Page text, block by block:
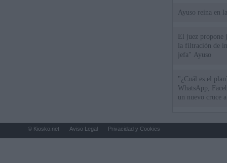
Ayuso reina en
El juez propone
la filtración de
jefa" Ayuso
"¿Cuál es el
WhatsApp,
un nuevo cruce
© Kiosko.net Aviso Legal Privacidad y Cookies